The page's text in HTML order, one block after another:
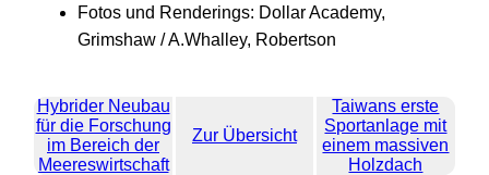
Fotos und Renderings: Dollar Academy,
Grimshaw / A.Whalley, Robertson
Hybrider Neubau
für die Forschung
im Bereich der
Meereswirtschaft
Zur Übersicht
Taiwans erste
Sportanlage mit
einem massiven
Holzdach